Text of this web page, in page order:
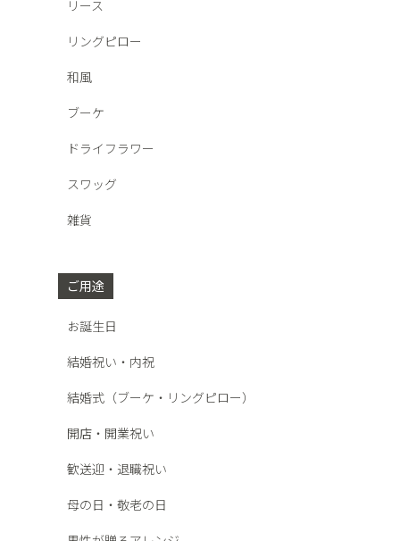
リース
リングピロー
和風
ブーケ
ドライフラワー
スワッグ
雑貨
ご用途
お誕生日
結婚祝い・内祝
結婚式（ブーケ・リングピロー）
開店・開業祝い
歓送迎・退職祝い
母の日・敬老の日